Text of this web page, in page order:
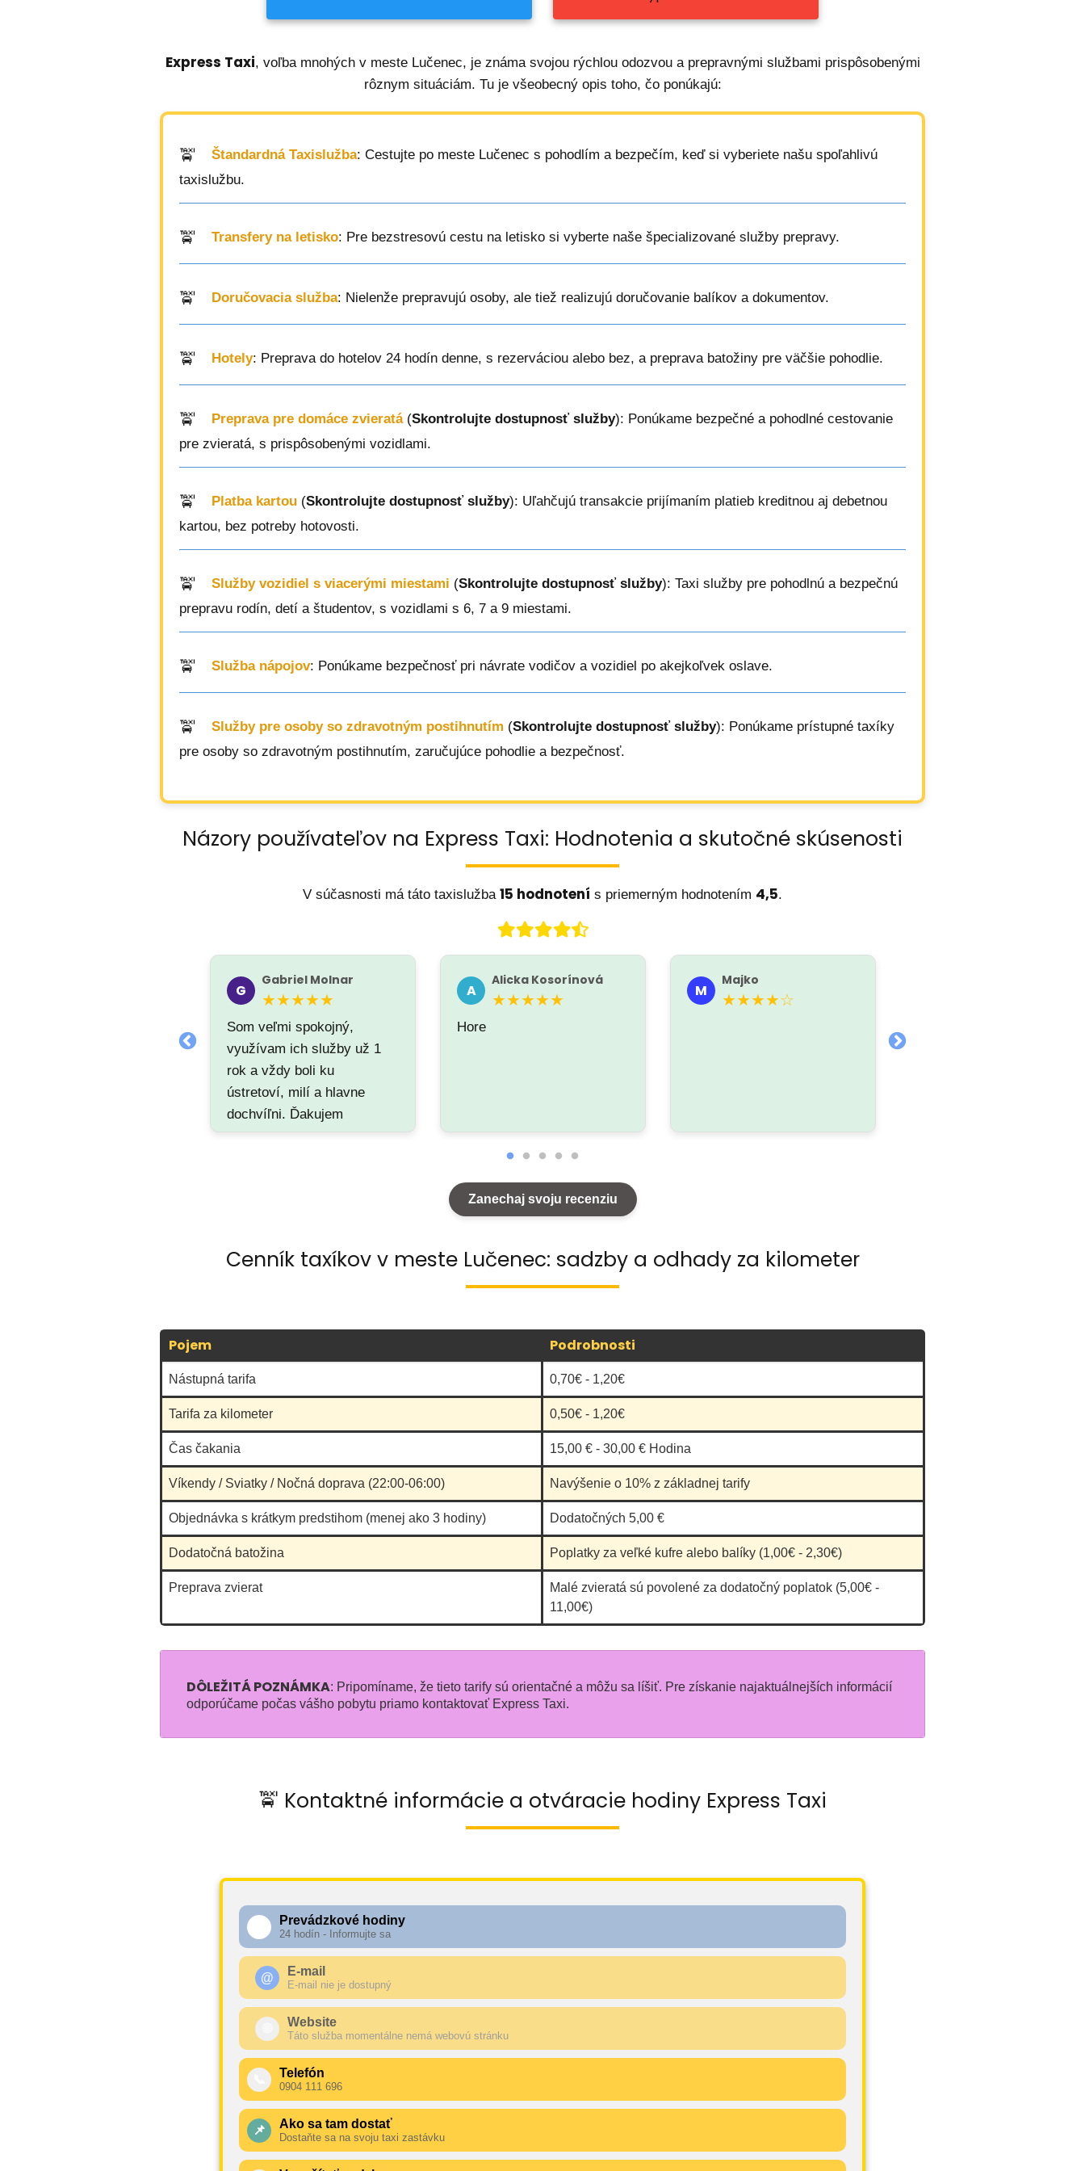
Express Taxi, voľba mnohých v meste Lučenec, je známa svojou rýchlou odozvou a prepravnými službami prispôsobenými
rôznym situáciám. Tu je všeobecný opis toho, čo ponúkajú:
Štandardná Taxislužba: Cestujte po meste Lučenec s pohodlím a bezpečím, keď si vyberiete našu spoľahlivú
taxislužbu.
Transfery na letisko: Pre bezstresovú cestu na letisko si vyberte naše špecializované služby prepravy.
Doručovacia služba: Nielenže prepravujú osoby, ale tiež realizujú doručovanie balíkov a dokumentov.
Hotely: Preprava do hotelov 24 hodín denne, s rezerváciou alebo bez, a preprava batožiny pre väčšie pohodlie.
Preprava pre domáce zvieratá(Skontrolujte dostupnosť služby): Ponúkame bezpečné a pohodlné cestovanie
pre zvieratá, s prispôsobenými vozidlami.
Platba kartou (Skontrolujte dostupnosť služby): Uľahčujú transakcie prijímaním platieb kreditnou aj debetnou
kartou, bez potreby hotovosti.
Služby vozidiel s viacerými miestami (Skontrolujte dostupnosť služby): Taxi služby pre pohodlnú a bezpečnú
prepravu rodín, detí a študentov, s vozidlami s 6, 7 a 9 miestami.
Služba nápojov: Ponúkame bezpečnosť pri návrate vodičov a vozidiel po akejkoľvek oslave.
Služby pre osoby so zdravotným postihnutím (Skontrolujte dostupnosť služby): Ponúkame prístupné taxíky
pre osoby so zdravotným postihnutím, zaručujúce pohodlie a bezpečnosť.
Názory používateľov na Express Taxi: Hodnotenia a skutočné skúsenosti
V súčasnosti má táto taxislužba 15 hodnotení s priemerným hodnotením 4,5.
G
Gabriel Molnar
★★★★★
Som veľmi spokojný,
využívam ich služby už 1
rok a vždy boli ku
ústretoví, milí a hlavne
dochvíľni. Ďakujem
A
Alicka Kosorínová
★★★★★
Hore
M
Majko
★★★★☆
Zanechaj svoju recenziu
Cenník taxíkov v meste Lučenec: sadzby a odhady za kilometer
Pojem Podrobnosti
Nástupná tarifa 0,70€ - 1,20€
Tarifa za kilometer 0,50€ - 1,20€
Čas čakania 15,00 € - 30,00 € Hodina
Víkendy / Sviatky / Nočná doprava (22:00-06:00) Navýšenie o 10% z základnej tarify
Objednávka s krátkym predstihom (menej ako 3 hodiny) Dodatočných 5,00 €
Dodatočná batožina Poplatky za veľké kufre alebo balíky (1,00€ - 2,30€)
Preprava zvierat
Malé zvieratá sú povolené za dodatočný poplatok (5,00€ -
11,00€)
DÔLEŽITÁ POZNÁMKA: Pripomíname, že tieto tarify sú orientačné a môžu sa líšiť. Pre získanie najaktuálnejších informácií
odporúčame počas vášho pobytu priamo kontaktovať Express Taxi.
🚖 Kontaktné informácie a otváracie hodiny Express Taxi
Prevádzkové hodiny
24 hodín - Informujte sa
@ E-mail
E-mail nie je dostupný
Website
Táto služba momentálne nemá webovú stránku
Telefón
0904 111 696
📌 Ako sa tam dostať
Dostaňte sa na svoju taxi zastávku